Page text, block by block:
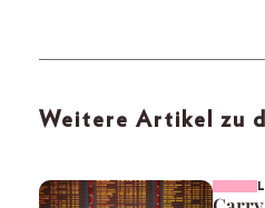
Weitere Artikel zu